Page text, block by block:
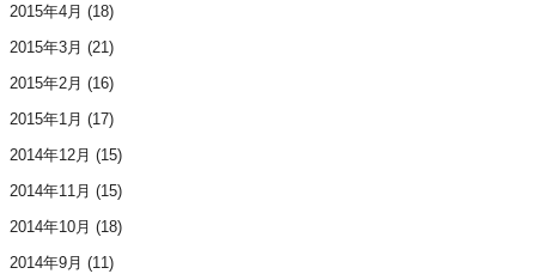
2015年4月 (18)
2015年3月 (21)
2015年2月 (16)
2015年1月 (17)
2014年12月 (15)
2014年11月 (15)
2014年10月 (18)
2014年9月 (11)